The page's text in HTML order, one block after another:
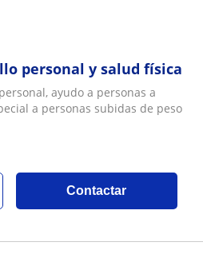
personal y salud física
ayudo a personas a
a personas subidas de peso
Contactar